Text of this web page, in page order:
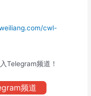
cwl-
Telegram频道！
频道